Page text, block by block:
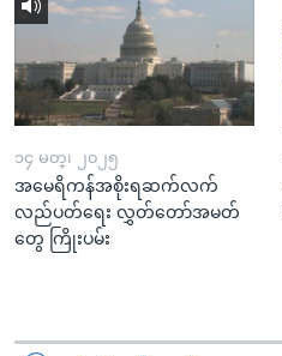
၁၄ မတ္၊ ၂၀၂၅
အမေရိကန်အစိုးရဆက်လက်
လည်ပတ်ရေး လွှတ်တော်အမတ်
တွေ ကြိုးပမ်း